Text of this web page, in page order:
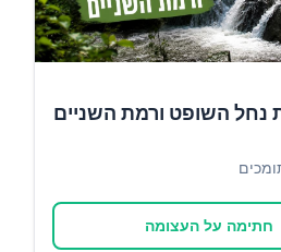
נחל השופט ורמת השניים
חתימה על העצומה